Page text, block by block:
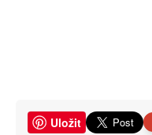
Uložit